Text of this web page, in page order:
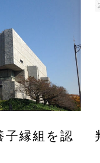
縁組を認